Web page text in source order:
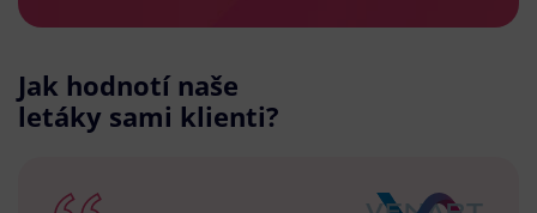
Jak hodnotí naše
letáky sami klienti?